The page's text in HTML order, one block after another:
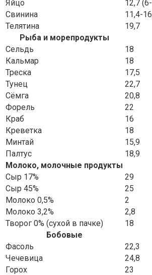
Яйцо
12,7
Свинина
11,4-
Телятина
19,7
Рыба и морепродукты
Сельдь
18
Кальмар
18
Треска
17,5
Тунец
22,7
Сёмга
20,8
Форель
22
Краб
16
Креветка
18
Минтай
15,9
Палтус
18,9
Молоко, молочные продукты
Cыр 17%
29
Cыр 45%
25
Молоко 0,5%
2
Молоко 3,2%
2,8
Творог 0% (сухой в пачке)
18
Бобовые
Фасоль
22,3
Чечевица
24,8
Горох
23